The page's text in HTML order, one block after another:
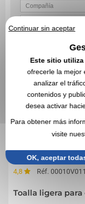
VALIDE
Al enviarnos su
condiciones
EN ESTA
4,8 Réf.
Toalla ligera
Continuar sin aceptar
Este sitio
ofrecerle la mejor
analizar el
contenidos y
desea activar
Para obtener más
visite
OK, aceptar